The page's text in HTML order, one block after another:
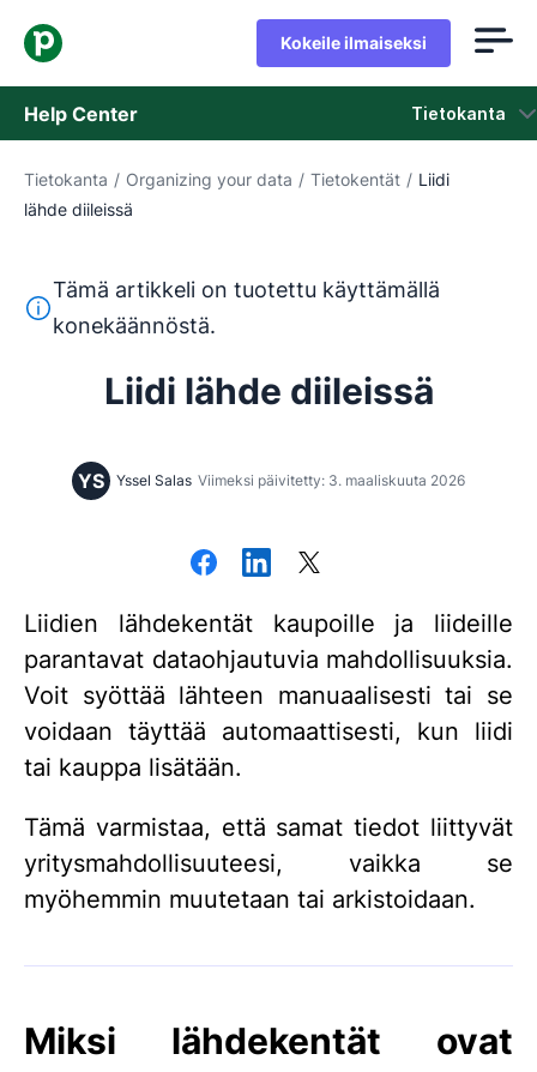
Kokeile ilmaiseksi
Help Center Tietokanta
Tietokanta
Ota yhteyttä tukeen
Tietokanta / Organizing your data / Tietokentät / Liidi
lähde diileissä
Tämä teksti on käännetty englannista
Tämä artikkeli on tuotettu käyttämällä
konekäännöstä.
Liidi lähde diileissä
YS Yssel Salas Viimeksi päivitetty: 3. maaliskuuta 2026
Liidien lähdekentät kaupoille ja liideille
parantavat dataohjautuvia mahdollisuuksia.
Voit syöttää lähteen manuaalisesti tai se
voidaan täyttää automaattisesti, kun liidi
tai kauppa lisätään.
Tämä varmistaa, että samat tiedot liittyvät
yritysmahdollisuuteesi, vaikka se
myöhemmin muutetaan tai arkistoidaan.
Miksi lähdekentät ovat